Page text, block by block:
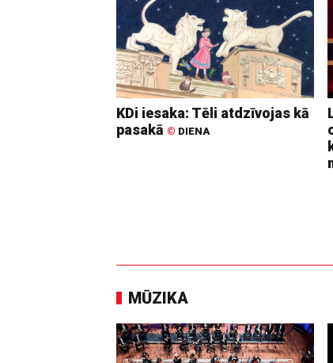
KDi iesaka: Tēli atdzīvojas kā
pasakā © DIENA
MŪZIKA